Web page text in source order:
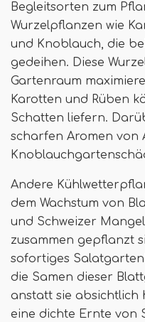
Begleitsorten zum
Wurzelpflanzen wie
und Knoblauch, die
gedeihen. Diese
Gartenraum
Karotten und Rüben
Schatten liefern.
scharfen Aromen von
Andere
dem Wachstum von
und Schweizer
zusammen gepflanzt
sofortiges
die Samen dieser
anstatt sie absichtlich
eine dichte Ernte von